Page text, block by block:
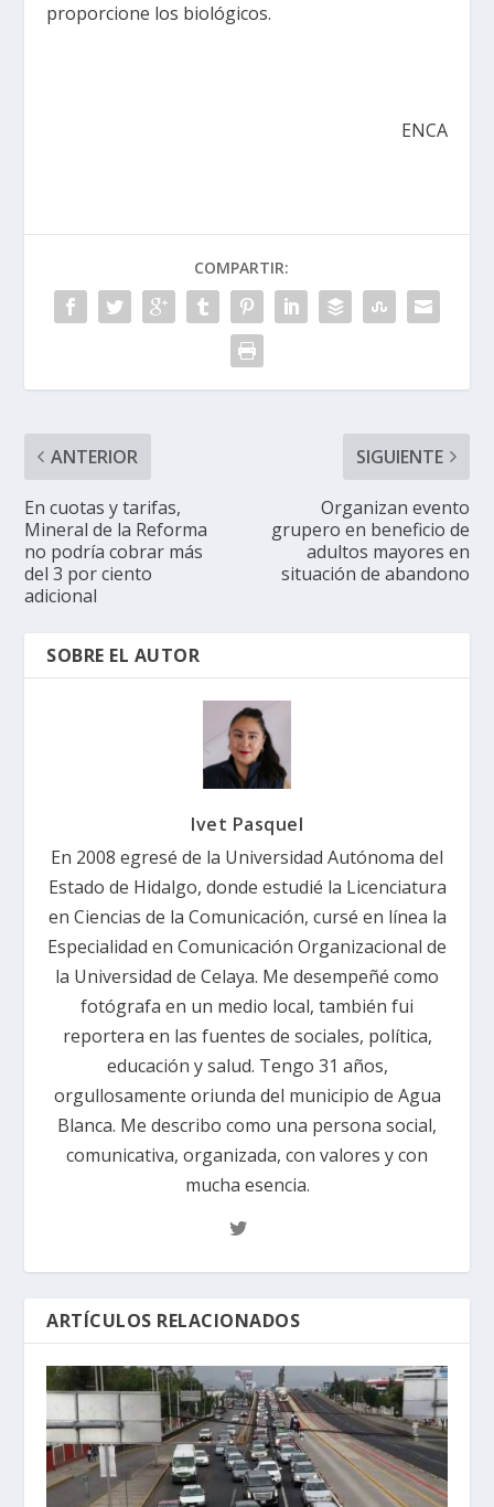
proporcione los biológicos.
ENCA
COMPARTIR:
ANTERIOR
En cuotas y tarifas,
Mineral de la Reforma
no podría cobrar más
del 3 por ciento
adicional
SIGUIENTE
Organizan evento
grupero en beneficio de
adultos mayores en
situación de abandono
SOBRE EL AUTOR
Ivet Pasquel
En 2008 egresé de la Universidad Autónoma del
Estado de Hidalgo, donde estudié la Licenciatura
en Ciencias de la Comunicación, cursé en línea la
Especialidad en Comunicación Organizacional de
la Universidad de Celaya. Me desempeñé como
fotógrafa en un medio local, también fui
reportera en las fuentes de sociales, política,
educación y salud. Tengo 31 años,
orgullosamente oriunda del municipio de Agua
Blanca. Me describo como una persona social,
comunicativa, organizada, con valores y con
mucha esencia.
ARTÍCULOS RELACIONADOS